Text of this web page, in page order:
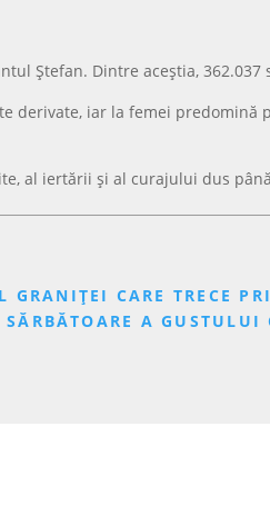
Ștefan. Dintre aceștia,
derivate, iar la femei predomină
al iertării și al curajului dus
CARE TRECE
A GUSTULUI